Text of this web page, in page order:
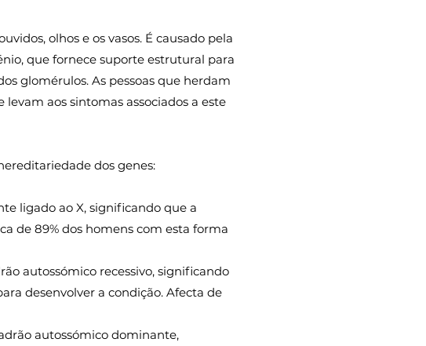
olhos e os vasos. É causado pela
que fornece suporte estrutural para
glomérulos. As pessoas que herdam
aos sintomas associados a este
dos genes:
ligado ao X, significando que a
de 89% dos homens com esta forma
autossómico recessivo, significando
desenvolver a condição. Afecta de
autossómico dominante,